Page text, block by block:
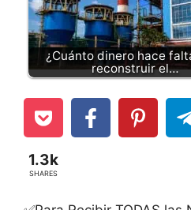
¿Cuánto dinero hace
reconstruir el…
1.3k
SHARES